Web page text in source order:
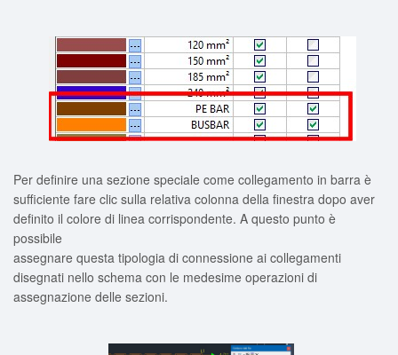
Per definire una sezione speciale come collegamento in barra è
sufficiente fare clic sulla relativa colonna della finestra dopo aver
definito il colore di linea corrispondente. A questo punto è
possibile
assegnare questa tipologia di connessione ai collegamenti
disegnati nello schema con le medesime operazioni di
assegnazione delle sezioni.